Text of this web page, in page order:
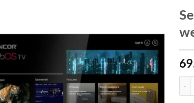
Add to
wishlist